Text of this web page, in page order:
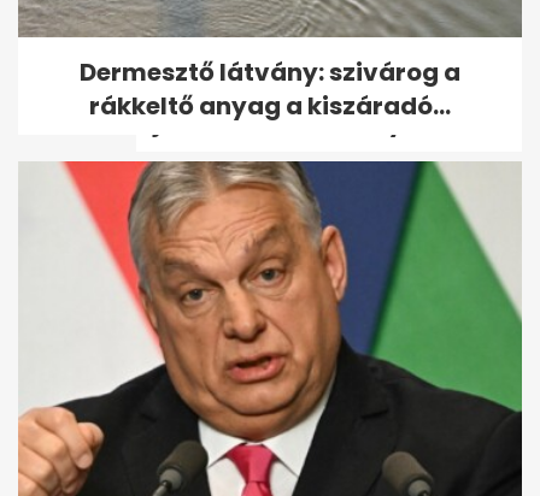
Gáspár Laci
gyémántfülbevalót kapott
ajándékba, ami annyit...
Dermesztő látvány: szivárog a
rákkeltő anyag a kiszáradó...